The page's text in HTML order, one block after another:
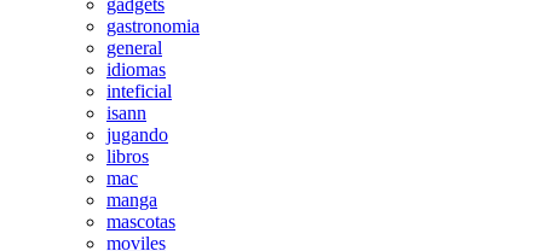
gadgets
gastronomia
general
idiomas
inteficial
isann
jugando
libros
mac
manga
mascotas
moviles